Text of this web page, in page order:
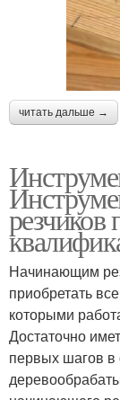
читать дальше →
резчиков
Начинающим
приобретать
которыми
Достаточно
первых шагов в